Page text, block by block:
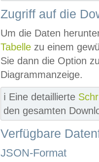
Zugriff auf die
Um die Daten
Tabelle zu einem
Sie dann die Option
Diagrammanzeige.
ℹ️ Eine detaillierte
den gesamten
Verfügbare
JSON-Format